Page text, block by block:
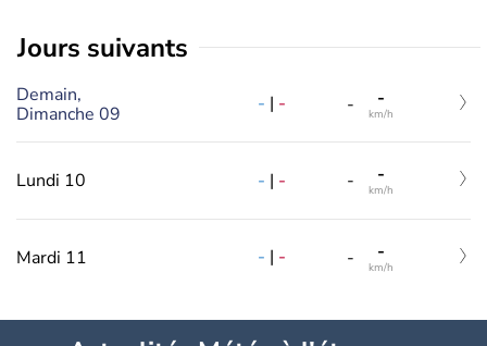
jours suivants
Demain,
Dimanche 09
- | - - -
km/h
Lundi 10 - | - - -
km/h
Mardi 11 - | - - -
km/h